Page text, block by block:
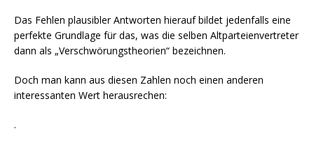
Das Fehlen plausibler Antworten hierauf bildet jedenfalls eine
perfekte Grundlage für das, was die selben Altparteienvertreter
dann als „Verschwörungstheorien“ bezeichnen.
Doch man kann aus diesen Zahlen noch einen anderen
interessanten Wert herausrechen:
.